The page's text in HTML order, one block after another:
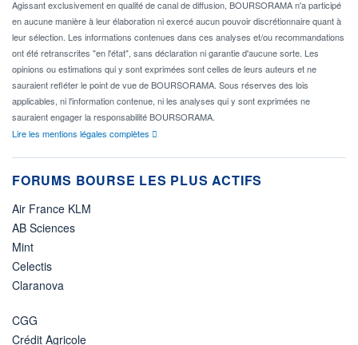
Agissant exclusivement en qualité de canal de diffusion, BOURSORAMA n'a participé
en aucune manière à leur élaboration ni exercé aucun pouvoir discrétionnaire quant à
leur sélection. Les informations contenues dans ces analyses et/ou recommandations
ont été retranscrites "en l'état", sans déclaration ni garantie d'aucune sorte. Les
opinions ou estimations qui y sont exprimées sont celles de leurs auteurs et ne
sauraient refléter le point de vue de BOURSORAMA. Sous réserves des lois
applicables, ni l'information contenue, ni les analyses qui y sont exprimées ne
sauraient engager la responsabilité BOURSORAMA.
Lire les mentions légales complètes
FORUMS BOURSE LES PLUS ACTIFS
Air France KLM
AB Sciences
Mint
Celectis
Claranova
CGG
Crédit Agricole